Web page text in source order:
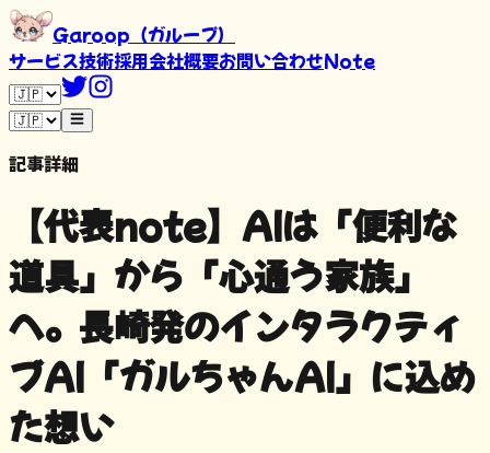
Garoop（ガループ）
サービス技術採用会社概要お問い合わせNote
記事詳細
【代表note】AIは「便利な
道具」から「心通う家族」
へ。長崎発のインタラクティ
ブAI「ガルちゃんAI」に込め
た想い